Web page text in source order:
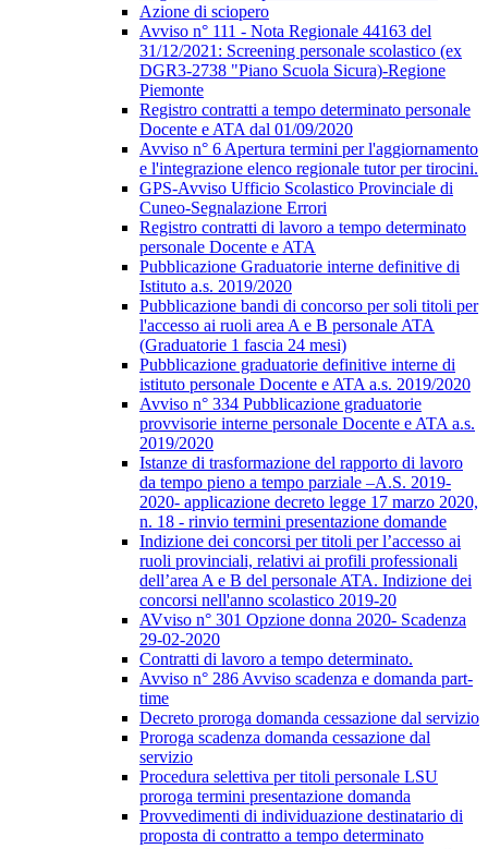
Azione di sciopero
Avviso n° 111 - Nota Regionale 44163 del
31/12/2021: Screening personale scolastico (ex
DGR3-2738 "Piano Scuola Sicura)-Regione
Piemonte
Registro contratti a tempo determinato personale
Docente e ATA dal 01/09/2020
Avviso n° 6 Apertura termini per l'aggiornamento
e l'integrazione elenco regionale tutor per tirocini.
GPS-Avviso Ufficio Scolastico Provinciale di
Cuneo-Segnalazione Errori
Registro contratti di lavoro a tempo determinato
personale Docente e ATA
Pubblicazione Graduatorie interne definitive di
Istituto a.s. 2019/2020
Pubblicazione bandi di concorso per soli titoli per
l'accesso ai ruoli area A e B personale ATA
(Graduatorie 1 fascia 24 mesi)
Pubblicazione graduatorie definitive interne di
istituto personale Docente e ATA a.s. 2019/2020
Avviso n° 334 Pubblicazione graduatorie
provvisorie interne personale Docente e ATA a.s.
2019/2020
Istanze di trasformazione del rapporto di lavoro
da tempo pieno a tempo parziale –A.S. 2019-
2020- applicazione decreto legge 17 marzo 2020,
n. 18 - rinvio termini presentazione domande
Indizione dei concorsi per titoli per l’accesso ai
ruoli provinciali, relativi ai profili professionali
dell’area A e B del personale ATA. Indizione dei
concorsi nell'anno scolastico 2019-20
AVviso n° 301 Opzione donna 2020- Scadenza
29-02-2020
Contratti di lavoro a tempo determinato.
Avviso n° 286 Avviso scadenza e domanda part-
time
Decreto proroga domanda cessazione dal servizio
Proroga scadenza domanda cessazione dal
servizio
Procedura selettiva per titoli personale LSU
proroga termini presentazione domanda
Provvedimenti di individuazione destinatario di
proposta di contratto a tempo determinato